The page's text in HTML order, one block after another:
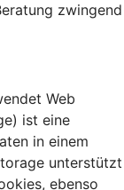
zwingend
Web
ist eine
in einem
unterstützt
ebenso